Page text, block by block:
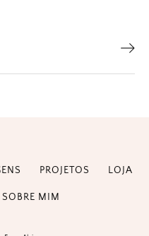
PROJETOS LOJA
SOBRE MIM